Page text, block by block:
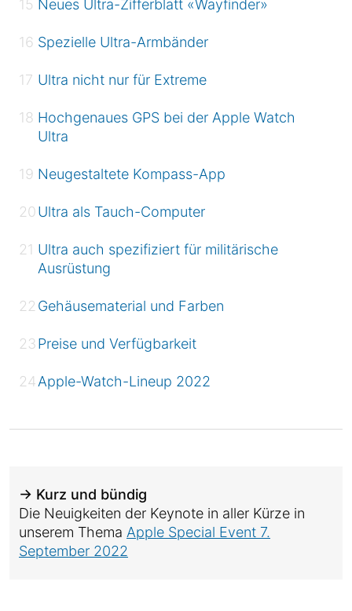
Neues Ultra-Zifferblatt «Wayfinder»
Spezielle Ultra-Armbänder
Ultra nicht nur für Extreme
Hochgenaues GPS bei der Apple Watch
Ultra
Neugestaltete Kompass-App
Ultra als Tauch-Computer
Ultra auch spezifiziert für militärische
Ausrüstung
Gehäusematerial und Farben
Preise und Verfügbarkeit
Apple-Watch-Lineup 2022
→ Kurz und bündig
Die Neuigkeiten der Keynote in aller Kürze in
unserem Thema Apple Special Event 7.
September 2022